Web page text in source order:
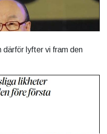
därför lyfter vi fram den